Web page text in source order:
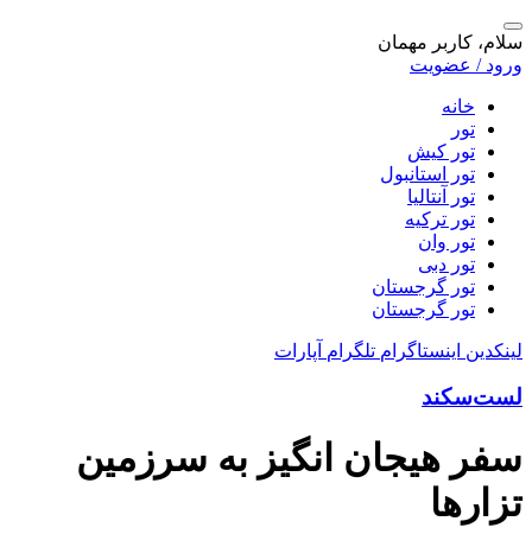
سلام، کاربر مهمان
ورود / عضویت
خانه
تور
تور کیش
تور استانبول
تور آنتالیا
تور ترکیه
تور وان
تور دبی
تور گرجستان
تور گرجستان
لینکدین اینستاگرام تلگرام آپارات
لست‌سکند
سفر هیجان انگیز به سرزمین
تزارها